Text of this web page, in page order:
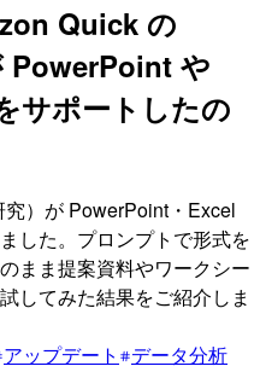
Quick の
PowerPoint や
サポートしたの
）が PowerPoint・Excel
した。プロンプトで形式を
まま提案資料やワークシー
してみた結果をご紹介しま
アップデート
データ分析